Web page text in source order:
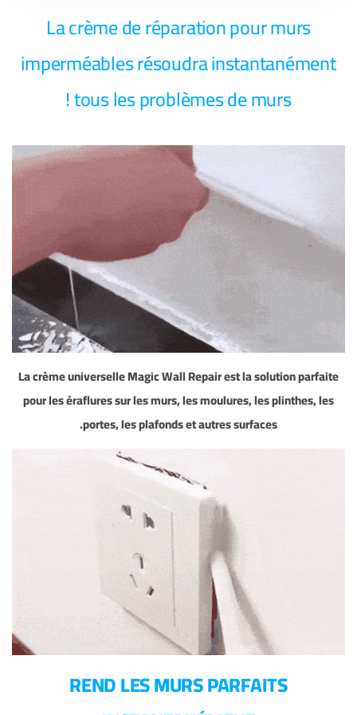
La crème de réparation pour murs
imperméables résoudra instantanément
tous les problèmes de murs !
La crème universelle Magic Wall Repair est la solution parfaite
pour les éraflures sur les murs, les moulures, les plinthes, les
portes, les plafonds et autres surfaces.
REND LES MURS PARFAITS